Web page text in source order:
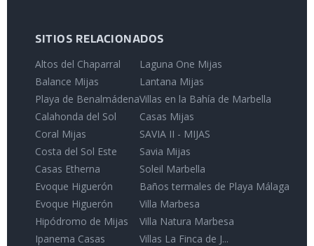
SITIOS RELACIONADOS
Altos del Chaparral
Balance Mijas
Playa de Benalmádena
Calahonda del Sol
Coral Mijas
Costa del Sol Este
Casas Etherna
Evoque Higuerón
Evoque Higuerón
Hipódromo de Mijas
Ipanema Casas
Laguna One Mijas
Lantana Mijas
Villas en la Bahía de Marbella
Casas Mijas
SAVIA II - MIJAS
Savia Mijas
Soleil Marbella
Baños termales de Playa Málaga
Villa Marbesa
Villa Natura Marbesa
Villas La Finca de J...